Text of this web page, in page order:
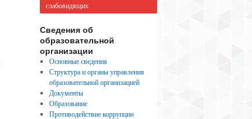
слабовидящих
Сведения об
образовательной
организации
Основные сведения
Структура и органы управления
образовательной организацией
Документы
Образование
Противодействие коррупции